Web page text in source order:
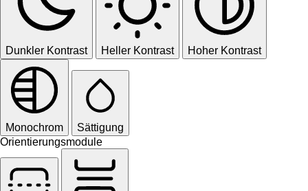
Dunkler Kontrast Heller Kontrast Hoher Kontrast
Monochrom
Sättigung
Orientierungsmodule